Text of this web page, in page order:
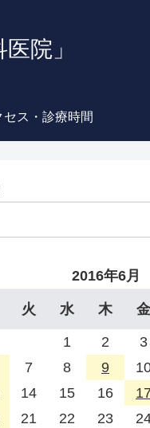
院」
セス・診療時間
2016年6月
火 水 木 金
1 2 3
7 8 9
14 15 16 17
21 22 23